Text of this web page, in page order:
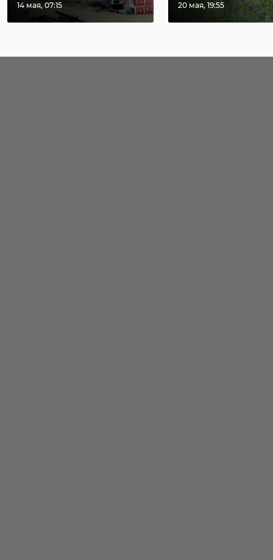
14 мая, 07:15 20 мая, 19:55